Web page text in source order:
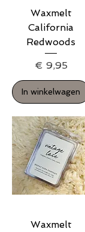
Waxmelt
California
Redwoods
Prijs
€ 9,95
In winkelwagen
Waxmelt